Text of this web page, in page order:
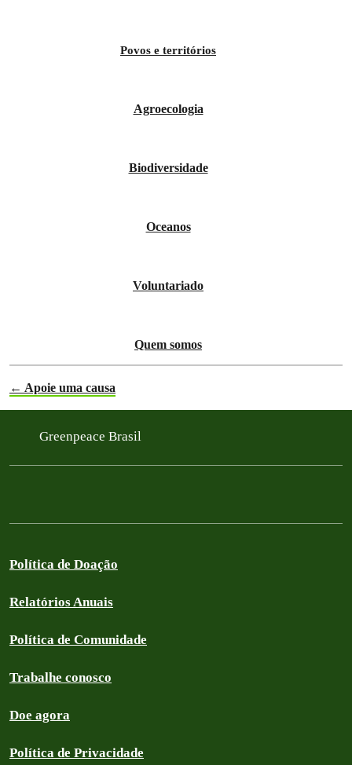
Povos e territórios
Agroecologia
Biodiversidade
Oceanos
Voluntariado
Quem somos
← Apoie uma causa
Greenpeace Brasil
Política de Doação
Relatórios Anuais
Política de Comunidade
Trabalhe conosco
Doe agora
Política de Privacidade